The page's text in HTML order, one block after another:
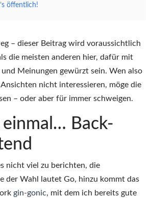
öffentlich!
– dieser Beitrag wird voraussichtlich
die meisten anderen hier, dafür mit
Meinungen gewürzt sein. Wen also
nicht interessieren, möge die
– oder aber für immer schweigen.
einmal… Back-
nicht viel zu berichten, die
der Wahl lautet Go, hinzu kommt das
gin-gonic, mit dem ich bereits gute